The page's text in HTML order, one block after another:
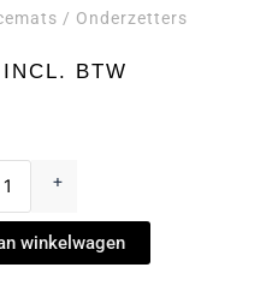
/ Onderzetters
INCL. BTW
+
winkelwagen